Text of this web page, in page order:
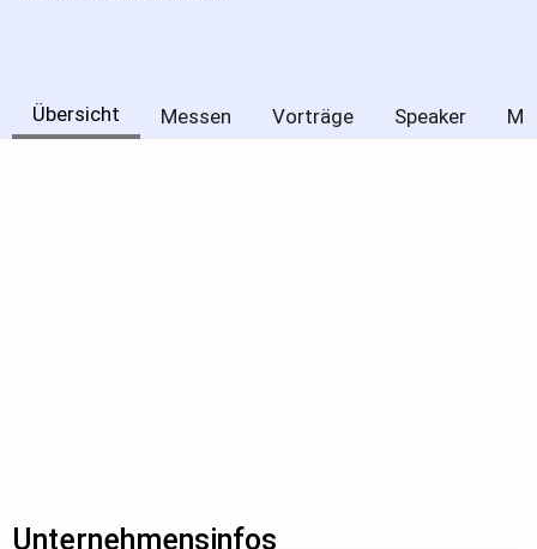
Übersicht Messen Vorträge Speaker
Unternehmensinfos